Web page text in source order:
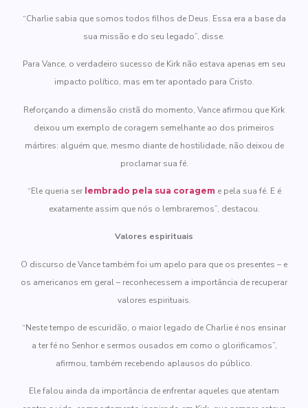
“Charlie sabia que somos todos filhos de Deus. Essa era a base da
sua missão e do seu legado”, disse.
Para Vance, o verdadeiro sucesso de Kirk não estava apenas em seu
impacto político, mas em ter apontado para Cristo.
Reforçando a dimensão cristã do momento, Vance afirmou que Kirk
deixou um exemplo de coragem semelhante ao dos primeiros
mártires: alguém que, mesmo diante de hostilidade, não deixou de
proclamar sua fé.
“Ele queria ser lembrado pela sua coragem e pela sua fé. E é
exatamente assim que nós o lembraremos”, destacou.
Valores espirituais
O discurso de Vance também foi um apelo para que os presentes – e
os americanos em geral – reconhecessem a importância de recuperar
valores espirituais.
“Neste tempo de escuridão, o maior legado de Charlie é nos ensinar
a ter fé no Senhor e sermos ousados em como o glorificamos”,
afirmou, também recebendo aplausos do público.
Ele falou ainda da importância de enfrentar aqueles que atentam